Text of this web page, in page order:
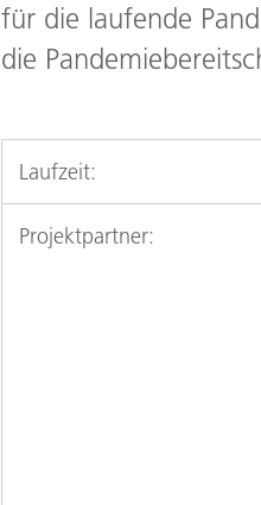
für die laufende
die
Laufzeit:
Projektpartner: